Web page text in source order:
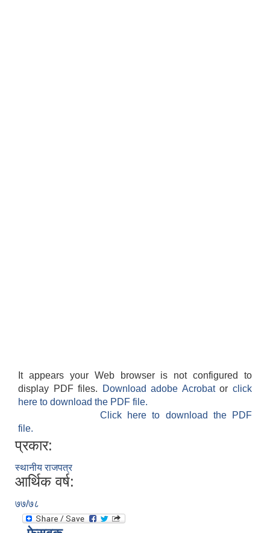
It appears your Web browser is not configured to
display PDF files.
Download adobe Acrobatorclick
here to download the PDF file.
Click here to download the PDF
file.
प्रकार:
स्थानीय राजपत्र
आर्थिक वर्ष:
७७/७८